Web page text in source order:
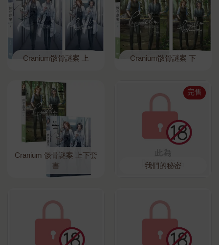
Cranium骸骨謎案 上 Cranium骸骨謎案 下
Cranium 骸骨謎案 上下套
書
完售
我們的秘密